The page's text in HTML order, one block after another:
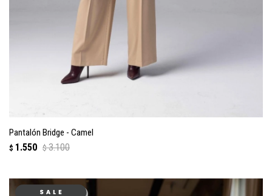
Pantalón Bridge - Camel
$ 1.550 $ 3.100